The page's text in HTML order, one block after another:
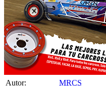
Autor:
MRCS
Publicado en:
Piezas de